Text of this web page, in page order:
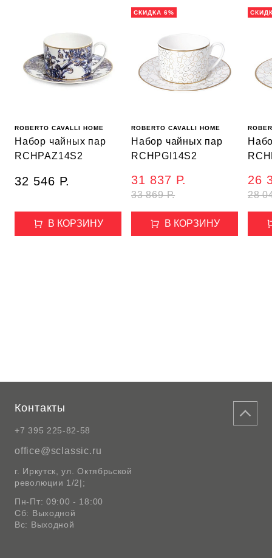
ROBERTO CAVALLI HOME
Набор чайных пар
RCHPAZ14S2
32 546 Р.
В КОРЗИНУ
СКИДКА 6%
ROBERTO CAVALLI HOME
Набор чайных пар
RCHPGI14S2
33 869 Р.
31 837 Р.
В КОРЗИНУ
28
26
Контакты
+7 395 225-82-58
office@sclassic.ru
г. Иркутск, ул. Октябрьской
революции 1/2|;
Пн-Пт: 09:00 - 18:00
Сб: Выходной
Вс: Выходной